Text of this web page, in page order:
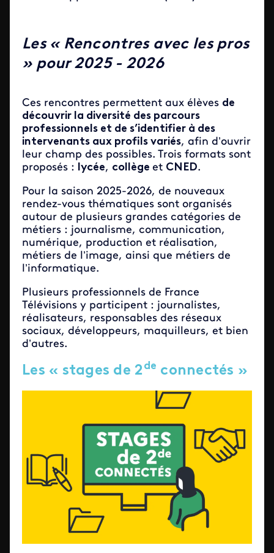
Les « Rencontres avec les pros
» pour 2025 - 2026
Ces rencontres permettent aux élèves de
découvrir la diversité des parcours
professionnels et de s’identifier à des
intervenants aux profils variés, afin d’ouvrir
leur champ des possibles. Trois formats sont
proposés : lycée, collège et CNED.
Pour la saison 2025-2026, de nouveaux
rendez-vous thématiques sont organisés
autour de plusieurs grandes catégories de
métiers : journalisme, communication,
numérique, production et réalisation,
métiers de l’image, ainsi que métiers de
l’informatique.
Plusieurs professionnels de France
Télévisions y participent : journalistes,
réalisateurs, responsables des réseaux
sociaux, développeurs, maquilleurs, et bien
d’autres.
Les « stages de 2 de connectés »